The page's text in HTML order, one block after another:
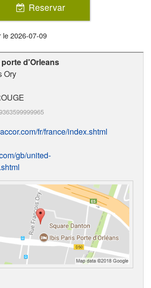
Reservar
le2026-07-09
d'Orleans
Ory
fr/france/index.shtml
gb/united-